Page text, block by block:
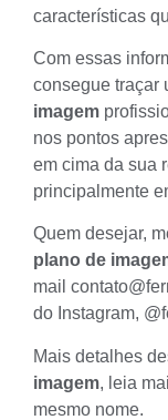
características
Com essas
consegue traçar
imagem
nos pontos
em cima da sua
principalmente
Quem desejar,
plano de
mail
do Instagram,
Mais detalhes
imagem, leia
mesmo nome.